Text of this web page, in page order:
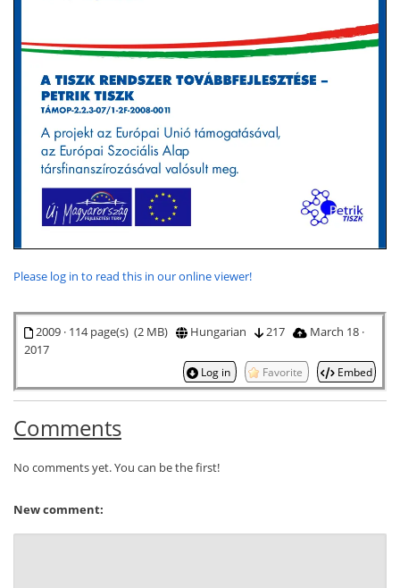
Please log in to read this in our online viewer!
2009 · 114 page(s) (2 MB) Hungarian 217
March 18 ·
2017
Log in Favorite Embed
Comments
No comments yet. You can be the first!
New comment: